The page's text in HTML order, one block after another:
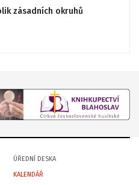
zásadních okruhů
ÚŘEDNÍ DESKA
KALENDÁŘ